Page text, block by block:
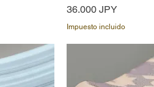
Precio
36.000 JPY
Impuesto incluido